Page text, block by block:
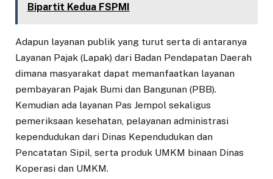
Bipartit Kedua FSPMI
Adapun layanan publik yang turut serta di antaranya
Layanan Pajak (Lapak) dari Badan Pendapatan Daerah
dimana masyarakat dapat memanfaatkan layanan
pembayaran Pajak Bumi dan Bangunan (PBB).
Kemudian ada layanan Pas Jempol sekaligus
pemeriksaan kesehatan, pelayanan administrasi
kependudukan dari Dinas Kependudukan dan
Pencatatan Sipil, serta produk UMKM binaan Dinas
Koperasi dan UMKM.